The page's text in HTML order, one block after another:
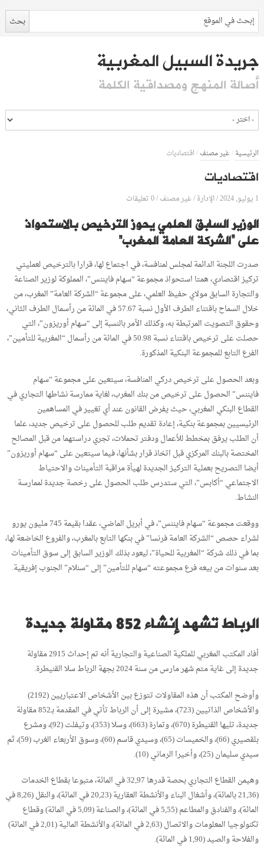
جريدة السبيل المغربية
أصالة المنهج ومصداقية الكلمة
الرئيسية/غير مصنف/اقتصاديات
اقتصاديات
1 يوليو, 2024 /الإدارة/غير مصنف/0 تعليقات
الوزير السابق العلمي يحوز الترخيص بالاستحواذ
على “الشركة العامة المغرب”
صدرت اللجنة الدائمة لمجلس لمنافسة، في اجتماع لها، قرارا بالترخيص لعمليتي
تركيز اقتصادي، همتا استحواذ مجموعة “سهام فايننس”، المملوكة لوزير الصناعة
والتجارة السابق مولاي حفيظ العلمي، على مجموعة “الشركة العامة” المغرب، من
خلال السماح باقتناء الطرف الأول نسبة 57.67 في المائة من رأسمال الطرف الثاني،
وحقوق التصويت المرتبطة به، وكذلك الأمر بالنسبة إلى “سهام أوريزون”، التي
حصلت على ترخيص باقتناء نسبة 50.98 في المائة من رأسمال “المغربية للتأمين”،
الفرع التابع للمجموعة البنكية المذكورة.
وبعد الحصول على ترخيص دركي المنافسة، سيتعين على مجموعة “سهام
فايننس” الحصول على ترخيص من بنك المغرب، لغاية ممارسة نشاطها التجاري في
القطاع البنكي المغربي، حيث يفرض القانون عند أي تغيير في المساهمين
الرئيسيين بمجموعة بنكية، إعادة تقديم طلب للحصول على ترخيص جديد، علما
أن الطلب يرفق بمخطط للأعمال ودفتر تحملات، تجري دراستهما من قبل المصالح
المختصة بالبنك المركزي قبل اتخاذ قرار بشأنها، فيما سيتعين على “سهام أوريزون”
أيضا التصريح بعملية التركيز الجديدة لهيأة مراقبة التأمينات والاحتياط
الاجتماعي “أكابس”، التي ستدرس طلب الحصول على رخصة جديدة لممارسة
النشاط.
ووقعت مجموعة “سهام فايننس”، في أبريل الماضي، عقدا بقيمة 745 مليون يورو
لشراء حصص “الشركة العامة فرنسا” في بنكها التابع بالمغرب، والفروع الخاضعة لها،
بما في ذلك شركة “المغربية للحياة”، ليعود بذلك الوزير السابق إلى سوق التأمينات
بعد سنوات من بيعه فرع مجموعته “سهام للتأمين” إلى “سنلام” الجنوب إفريقية.
الرباط تشهد إنشاء 852 مقاولة جديدة
أفاد المكتب المغربي للملكية الصناعية والتجارية أنه تم إحداث 2915 مقاولة
جديدة إلى غاية متم شهر مارس من سنة 2024 بجهة الرباط سلا القنيطرة.
وأوضح المكتب أن هذه المقاولات تتوزع بين الأشخاص الاعتباريين (2192)
والأشخاص الذاتيين (723)، مشيرة إلى أن الرباط تأتي في المقدمة بـ852 مقاولة
جديدة، تليها القنيطرة (670)، وتمارة (663)، وسلا (353)، وتيفلت (92)، ومشرع
بلقصيري (66)، والخميسات (65)، وسيدي قاسم (60)، وسوق الأربعاء الغرب (59)، ثم
سيدي سليمان (25)، وأخيرا الرماني (10).
وهيمن القطاع التجاري بحصة قدرها 32,97 في المائة، متبوعا بقطاع الخدمات
(21,36 بالمائة)، وأشغال البناء والأنشطة العقارية (20,23 في المائة)، والنقل (8,26 في
المائة)، والفنادق والمطاعم (5,55 في المائة)، والصناعة (5,09 في المائة) وقطاع
تكنولوجيا المعلومات والاتصال (2,63 في المائة)، والأنشطة المالية (2,01 في المائة)
والفلاحة والصيد (1,90 في المائة).